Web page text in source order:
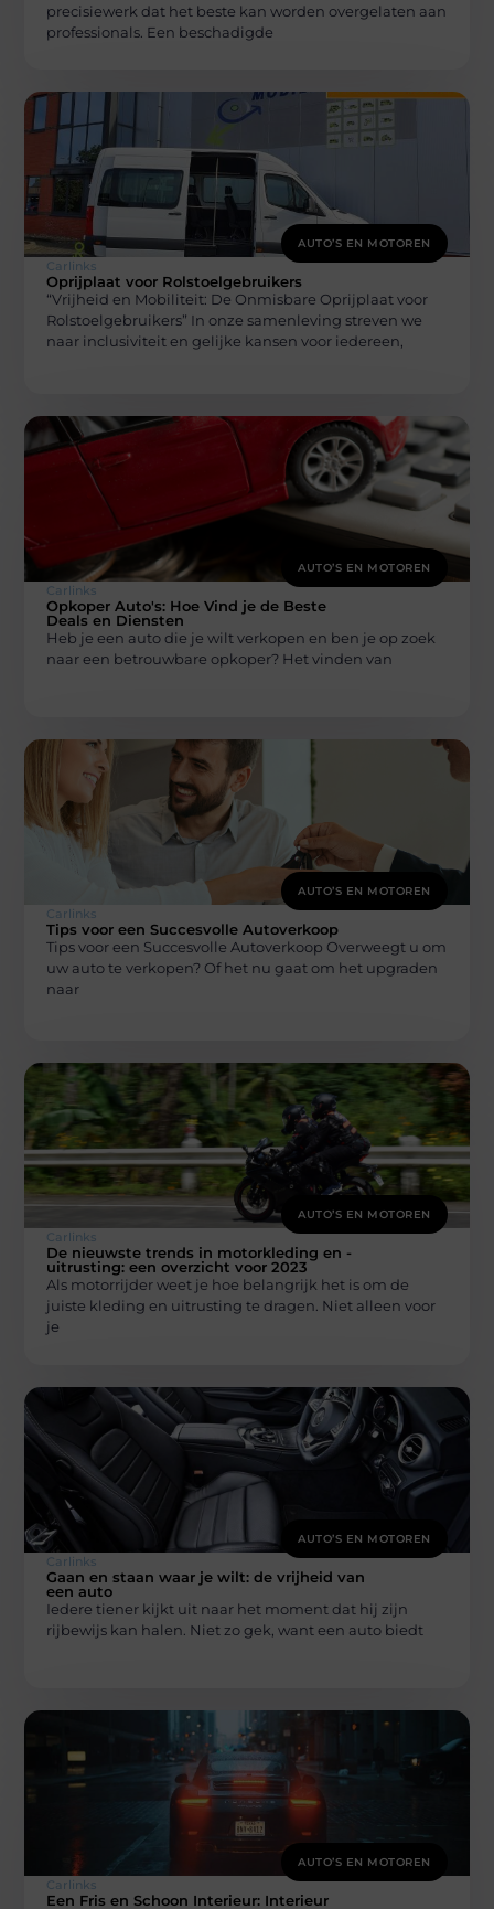
precisiewerk dat het beste kan worden overgelaten aan
professionals. Een beschadigde
AUTO’S EN MOTOREN
Carlinks
Oprijplaat voor Rolstoelgebruikers
“Vrijheid en Mobiliteit: De Onmisbare Oprijplaat voor
Rolstoelgebruikers” In onze samenleving streven we
naar inclusiviteit en gelijke kansen voor iedereen,
AUTO’S EN MOTOREN
Carlinks
Opkoper Auto's: Hoe Vind je de Beste
Deals en Diensten
Heb je een auto die je wilt verkopen en ben je op zoek
naar een betrouwbare opkoper? Het vinden van
AUTO’S EN MOTOREN
Carlinks
Tips voor een Succesvolle Autoverkoop
Tips voor een Succesvolle Autoverkoop Overweegt u om
uw auto te verkopen? Of het nu gaat om het upgraden
naar
AUTO’S EN MOTOREN
Carlinks
De nieuwste trends in motorkleding en -
uitrusting: een overzicht voor 2023
Als motorrijder weet je hoe belangrijk het is om de
juiste kleding en uitrusting te dragen. Niet alleen voor
je
AUTO’S EN MOTOREN
Carlinks
Gaan en staan waar je wilt: de vrijheid van
een auto
Iedere tiener kijkt uit naar het moment dat hij zijn
rijbewijs kan halen. Niet zo gek, want een auto biedt
AUTO’S EN MOTOREN
Carlinks
Een Fris en Schoon Interieur: Interieur